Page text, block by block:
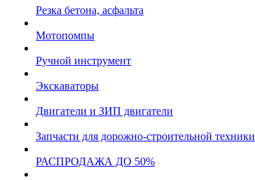
Резка бетона, асфальта
Мотопомпы
Ручной инструмент
Экскаваторы
Двигатели и ЗИП двигатели
Запчасти для дорожно-строительной техники
РАСПРОДАЖА ДО 50%